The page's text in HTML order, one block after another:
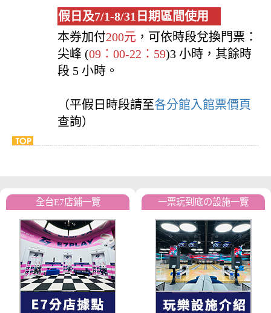
假日及7/1-8/31日期區間使用
本券加付200元 ，可依時段兌換門票：
尖峰 (09：00-22：59)3 小時，其餘時
段 5 小時。
（平假日時段請至各分館入館票價頁
查詢）
全台E7店鋪一覽 一票玩到底の設施一覽